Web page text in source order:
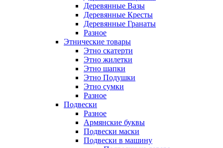
Деревянные Вазы
Деревянные Кресты
Деревянные Гранаты
Разное
Этнические товары
Этно скатерти
Этно жилетки
Этно шапки
Этно Подушки
Этно сумки
Разное
Подвески
Разное
Армянские буквы
Подвески маски
Подвески в машину